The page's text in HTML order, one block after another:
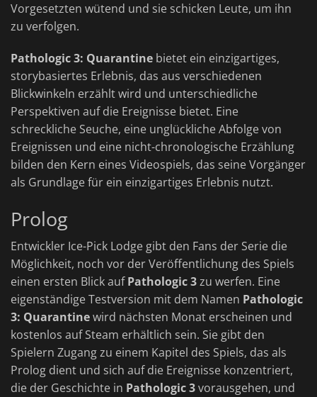
Vorgesetzten wütend und sie schicken Leute, um ihn
zu verfolgen.
Pathologic 3: Quarantine bietet ein einzigartiges,
storybasiertes Erlebnis, das aus verschiedenen
Blickwinkeln erzählt wird und unterschiedliche
Perspektiven auf die Ereignisse bietet. Eine
schreckliche Seuche, eine unglückliche Abfolge von
Ereignissen und eine nicht-chronologische Erzählung
bilden den Kern eines Videospiels, das seine Vorgänger
als Grundlage für ein einzigartiges Erlebnis nutzt.
Prolog
Entwickler Ice-Pick Lodge gibt den Fans der Serie die
Möglichkeit, noch vor der Veröffentlichung des Spiels
einen ersten Blick aufPathologic 3zu werfen. Eine
eigenständige Testversion mit dem Namen Pathologic
3: Quarantinewird nächsten Monat erscheinen und
kostenlos auf Steam erhältlich sein. Sie gibt den
Spielern Zugang zu einem Kapitel des Spiels, das als
Prolog dient und sich auf die Ereignisse konzentriert,
die der Geschichte in Pathologic 3vorausgehen, und